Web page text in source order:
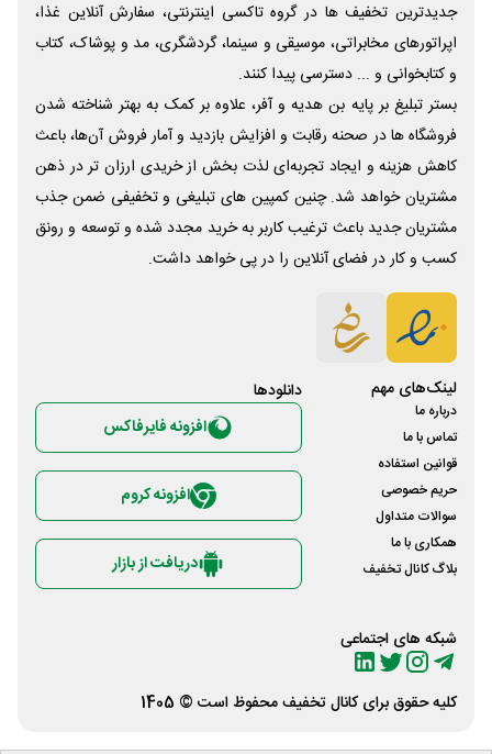
جدیدترین تخفیف ها در گروه تاکسی اینترنتی، سفارش آنلاین غذا،
اپراتورهای مخابراتی، موسیقی و سینما، گردشگری، مد و پوشاک، کتاب
و کتابخوانی و ... دسترسی پیدا کنند.
بستر تبلیغ بر پایه بن هدیه و آفر، علاوه بر کمک به بهتر شناخته شدن
فروشگاه ها در صحنه رقابت و افزایش بازدید و آمار فروش آن‌ها، باعث
کاهش هزینه و ایجاد تجربه‌ای لذت بخش از خریدی ارزان تر در ذهن
مشتریان خواهد شد. چنین کمپین های تبلیغی و تخفیفی ضمن جذب
مشتریان جدید باعث ترغیب کاربر به خرید مجدد شده و توسعه و رونق
کسب و کار در فضای آنلاین را در پی خواهد داشت.
لینک‌های مهم
درباره ما
تماس با ما
قوانین استفاده
حریم خصوصی
سوالات متداول
همکاری با ما
بلاگ کانال تخفیف
شبکه های اجتماعی
دانلود‌ها
افزونه فایرفاکس
افزونه کروم
دریافت از بازار
کلیه حقوق برای کانال تخفیفمحفوظ است © 1405